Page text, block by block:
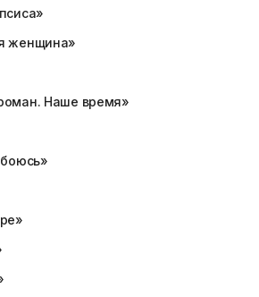
женщина»
Наше время»